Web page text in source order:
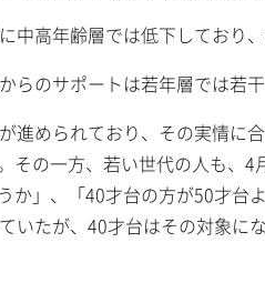
高年齢層では低下しており
のサポートは若年層では若干
進められており、その実情に
その一方、若い世代の人も、
」、「40才台の方が50才台
いたが、40才台はその対象に